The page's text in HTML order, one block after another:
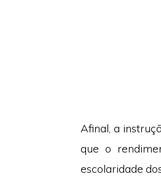
Afinal, a
que o
escolaridade